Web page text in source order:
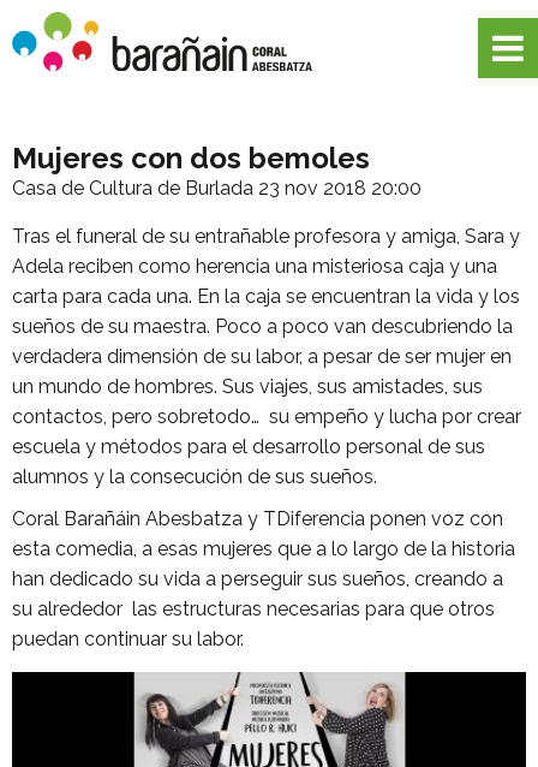
Mujeres con dos bemoles
Casa de Cultura de Burlada 23 nov 2018 20:00
Tras el funeral de su entrañable profesora y amiga, Sara y
Adela reciben como herencia una misteriosa caja y una
carta para cada una. En la caja se encuentran la vida y los
sueños de su maestra. Poco a poco van descubriendo la
verdadera dimensión de su labor, a pesar de ser mujer en
un mundo de hombres. Sus viajes, sus amistades, sus
contactos, pero sobretodo… su empeño y lucha por crear
escuela y métodos para el desarrollo personal de sus
alumnos y la consecución de sus sueños.
Coral Barañáin Abesbatza y TDiferencia ponen voz con
esta comedia, a esas mujeres que a lo largo de la historia
han dedicado su vida a perseguir sus sueños, creando a
su alrededor las estructuras necesarias para que otros
puedan continuar su labor.